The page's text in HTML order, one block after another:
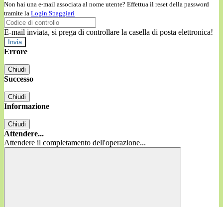
Non hai una e-mail associata al nome utente? Effettua il reset della password
tramite la Login Spaggiari
E-mail inviata, si prega di controllare la casella di posta elettronica!
Errore
Chiudi
Successo
Chiudi
Informazione
Chiudi
Attendere...
Attendere il completamento dell'operazione...